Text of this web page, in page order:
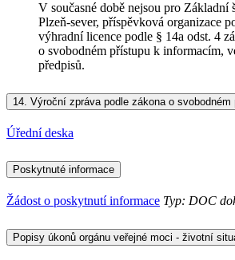
V současné době nejsou pro Základní
Plzeň-sever, příspěvková organizace
výhradní licence podle § 14a odst. 4
o svobodném přístupu k informacím,
předpisů.
14. Výroční zpráva podle zákona o
Úřední deska
Poskytnuté informace
Žádost o poskytnutí informace Typ: DOC
Popisy úkonů orgánu veřejné moci - životní